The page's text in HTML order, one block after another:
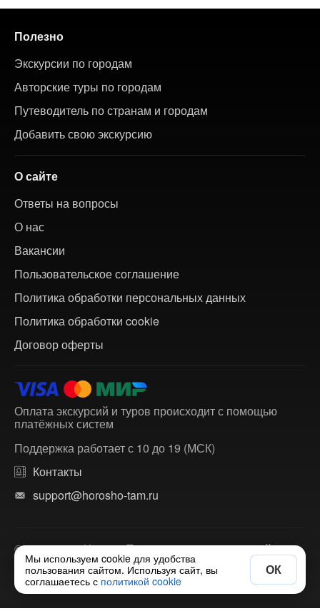
Полезно
Экскурсии по городам
Авторские туры по городам
Путеводитель по странам и городам
Добавить свою экскурсию
О сайте
Ответы на вопросы
О нас
Вакансии
Пользовательское соглашение
Политика обработки персональных данных
Политика обработки cookie
Договор оферты
Оплата экскурсий и туров происходит с помощью
платёжных систем
Поддержка работает с 10 до 19 (МСК)
Контакты
support@horosho-tam.ru
© 2018-2026 ХорошоТам — агрегатор экскурсий и
многодневных туров по России и зарубежью.
Мы используем cookie для удобства
пользования сайтом. Используя сайт, вы
соглашаетесь с политикой cookie
ОК